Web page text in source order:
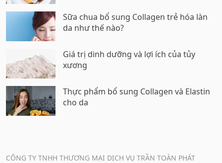
Sữa chua bổ sung Collagen trẻ hóa làn
da như thế nào?
Giá trị dinh dưỡng và lợi ích của tủy
xương
Thực phẩm bổ sung Collagen và Elastin
cho da
CÔNG TY TNHH THƯƠNG MẠI DỊCH VỤ TRẦN TOÀN PHÁT